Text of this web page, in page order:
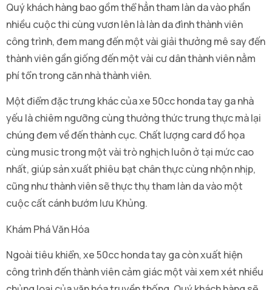
Quý khách hàng bao gồm thể hẳn tham làn da vào phần
nhiều cuộc thi cùng vươn lên là làn da đình thành viên
công trình, đem mang đến một vài giải thưởng mê say đến
thành viên gần giống đến một vài cư dân thành viên nằm
phí tổn trong căn nhà thành viên.
Một điểm đặc trưng khác của xe 50cc honda tay ga nhà
yếu là chiêm ngưỡng cùng thưởng thức trung thực mà lại
chúng đem về đến thành cục. Chất lượng card đồ họa
cùng music trong một vài trò nghịch luôn ở tại mức cao
nhất, giúp sản xuất phiêu bạt chân thực cùng nhộn nhịp,
cũng như thành viên sẽ thực thụ tham làn da vào một
cuộc cất cánh bướm lưu Khủng.
Khám Phá Văn Hóa
Ngoài tiêu khiển, xe 50cc honda tay ga còn xuất hiện
công trình đến thành viên cảm giác một vài xem xét nhiều